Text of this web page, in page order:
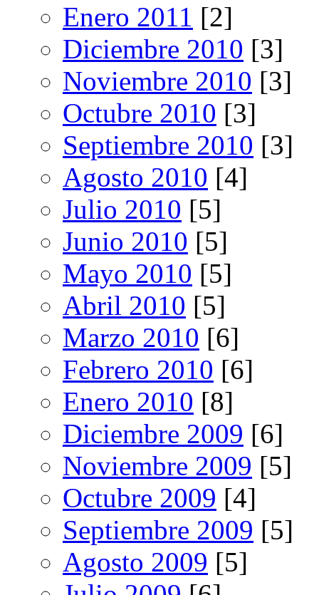
Enero 2011 [2]
Diciembre 2010 [3]
Noviembre 2010 [3]
Octubre 2010 [3]
Septiembre 2010 [3]
Agosto 2010 [4]
Julio 2010 [5]
Junio 2010 [5]
Mayo 2010 [5]
Abril 2010 [5]
Marzo 2010 [6]
Febrero 2010 [6]
Enero 2010 [8]
Diciembre 2009 [6]
Noviembre 2009 [5]
Octubre 2009 [4]
Septiembre 2009 [5]
Agosto 2009 [5]